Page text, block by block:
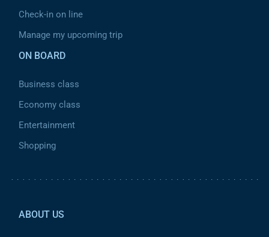
Check-in on line
Manage my upcoming trip
ON BOARD
Business class
Economy class
Entertainment
Shopping
ABOUT US